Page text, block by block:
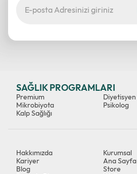
SAĞLIK PROGRAMLARI
Premium
Mikrobiyota
Kalp Sağlığı
Diyetisyen
Psikolog
Hakkımızda
Kurumsal
Kariyer
Ana Sayfa
Blog
Store